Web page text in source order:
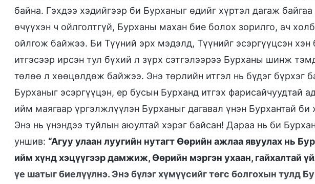
байна. Гэхдээ хэдийгээр би Бурханыг өдийг хүртэл дагаж
өчүүхэн ч ойлголтгүй, Бурханы махан бие болох зорилго, ач
ойлгож байжээ. Би Түүний эрх мэдэлд, Түүнийг эсэргүүцсэн хэн
итгэсээр ирсэн тул бүхий л зүрх сэтгэлээрээ Бурханы шинж
төлөө л хөөцөлдөж байжээ. Энэ төрлийн итгэл нь бүдэг бүрхэг
Бурханыг эсэргүүцэн, ер бусын Бурханд итгэх фарисайчуудтай
ийм маягаар үргэлжлүүлэн Бурханыг дагавал үнэн Бурхантай
Энэ нь үнэндээ туйлын аюултай хэрэг байсан! Дараа нь би
уншив: “Агуу улаан луугийн нутагт Өөрийн ажлаа явуулах нь
ийм хүнд хэцүүгээр дамжиж, Өөрийн мэргэн ухаан, гайхалтай
үе шатыг биелүүлнэ. Энэ бүлэг хүмүүсийг төгс болгохын тулд